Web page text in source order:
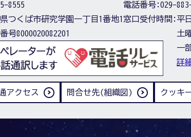
8555
つくば市研究学園一丁目1番地1
号8000020082201
電話番号:029-
窓口受付時間:平
土
一
詳
アクセス 問合せ先(組織図) クッキ